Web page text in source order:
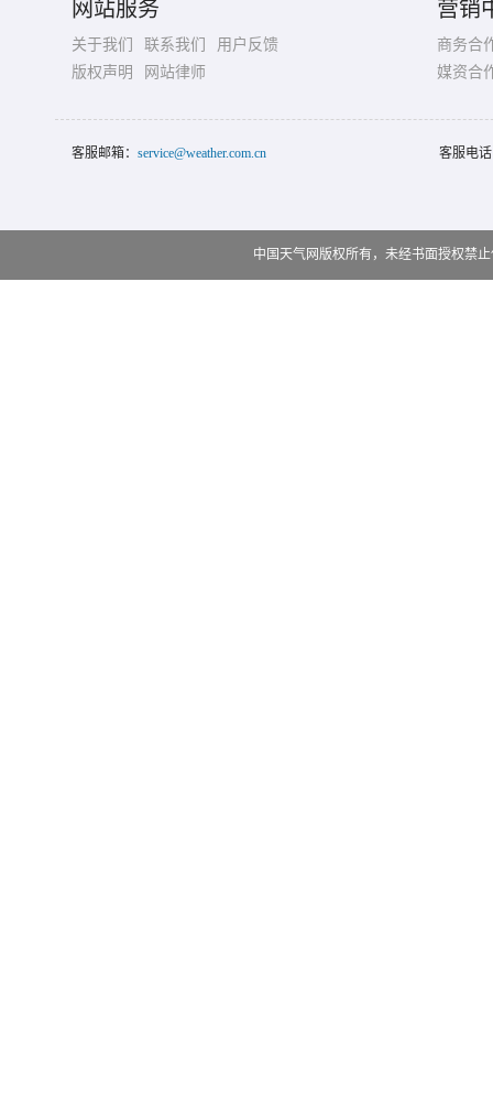
网站服务
关于我们 联系我们
用户反馈
版权声明
网站律师
营销
商务合
媒资合
客服邮箱： service@weather.com.cn 客服电
中国天气网版权所有，未经书面授权